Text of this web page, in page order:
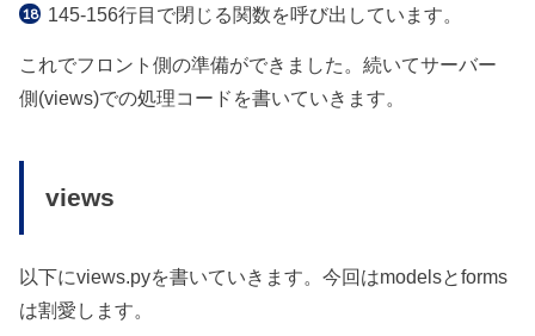
145-156行目で閉じる関数を呼び出しています。
これでフロント側の準備ができました。続いてサーバー
側(views)での処理コードを書いていきます。
views
以下にviews.pyを書いていきます。今回はmodelsとforms
は割愛します。